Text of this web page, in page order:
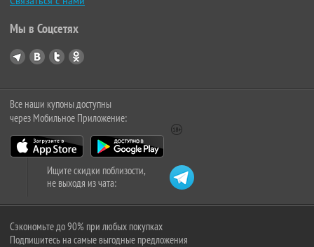
Мы в Соцсетях
Все наши купоны доступны
через Мобильное Приложение:
Ищите скидки поблизости,
не выходя из чата:
Сэкономьте до 90% при любых покупках
Подпишитесь на самые выгодные предложения